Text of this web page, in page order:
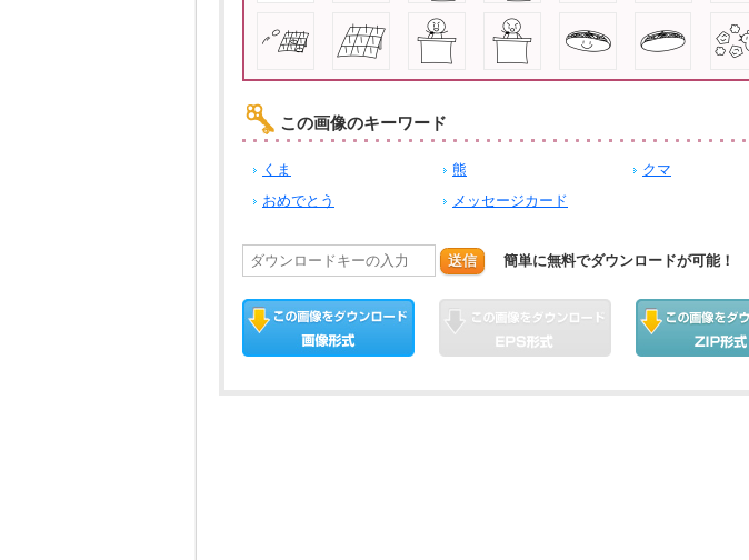
この画像のキーワード
くま 熊 クマ
おめでとう
メッセージカード
送信 簡単に無料でダウンロードが可能！